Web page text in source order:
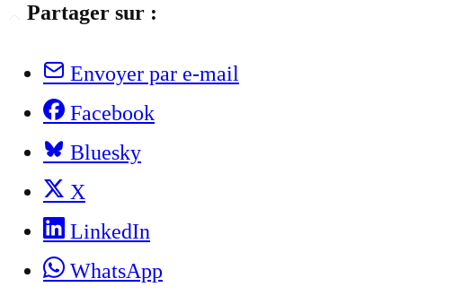
Partager sur :
Envoyer par e-mail
Facebook
Bluesky
X
LinkedIn
WhatsApp